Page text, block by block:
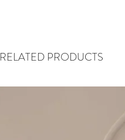
RELATED PRODUCTS